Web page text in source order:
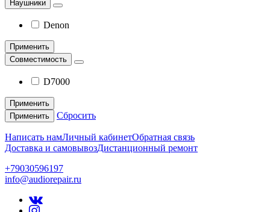
Наушники
Denon
Применить
Совместимость
D7000
Применить
Применить
Сбросить
Написать намЛичный кабинетОбратная связь
Доставка и самовывозДистанционный ремонт
+79030596197
info@audiorepair.ru